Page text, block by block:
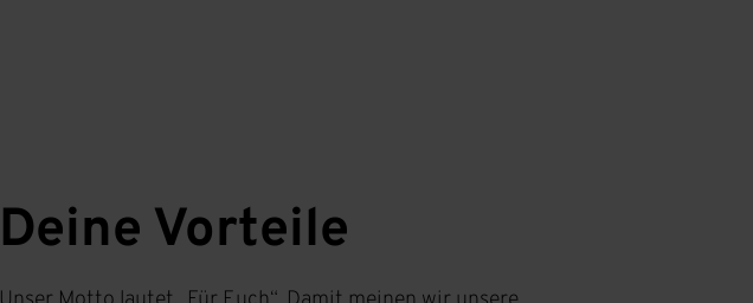
Deine Vorteile